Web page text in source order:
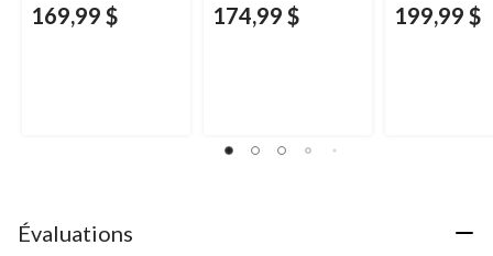
169,99 $ 174,99 $ 199,99 $
Évaluations